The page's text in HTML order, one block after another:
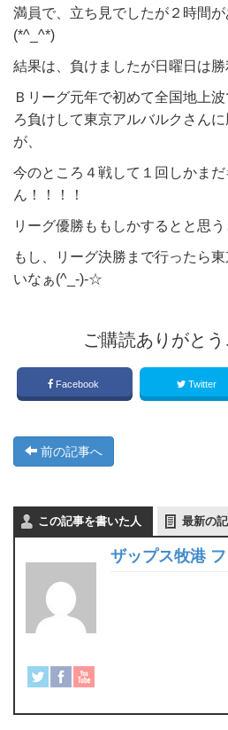
満員で、立ち見でしたが２時間
(*^_^*)
結果は、負けましたが日曜日は勝
Ｂリーグ元年で初めて全国地上
ろ負けして東京アルバルクさん
が、
今のところ４戦して１回しかま
ん！！！！
リーグ優勝ももしかするとと思う
もし、リーグ決勝まで行ったら
いなぁ(^_-)-☆
ご購読ありがと
Facebook Twitter
前の記事へ
この記事を書いた人 最新の
ザップス牧港